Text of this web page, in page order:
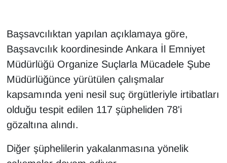
Başsavcılıktan yapılan açıklamaya göre,
Başsavcılık koordinesinde Ankara İl Emniyet
Müdürlüğü Organize Suçlarla Mücadele Şube
Müdürlüğünce yürütülen çalışmalar
kapsamında yeni nesil suç örgütleriyle irtibatları
olduğu tespit edilen 117 şüpheliden 78'i
gözaltına alındı.
Diğer şüphelilerin yakalanmasına yönelik
İngilizce
Kadın
Kamu Alımları
Kim Kimdir?